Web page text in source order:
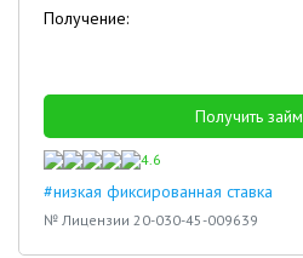
Получение:
Получить займ
4.6
#низкая фиксированная ставка
№ Лицензии 20-030-45-009639